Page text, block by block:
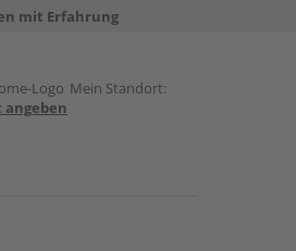
mit Erfahrung
Mein Standort:
angeben